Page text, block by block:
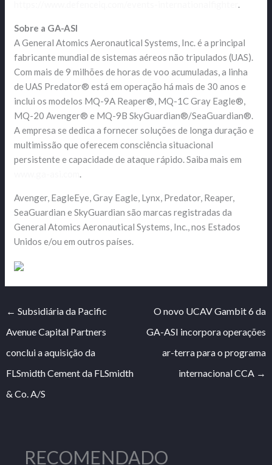
.
Sobre a GA-ASI
A General Atomics Aeronautical Systems, Inc. é a principal
fabricante mundial de sistemas aéreos não tripulados (UAS).
Com mais de 9 milhões de horas de voo acumuladas, a linha
de UAS Predator® está em operação há mais de 30 anos e
inclui os modelos MQ-9A Reaper®, MQ-1C Gray Eagle®,
MQ-20 Avenger® e MQ-9B SkyGuardian®/SeaGuardian®.
A empresa se dedica a fornecer soluções de longa duração e
multimissão que oferecem consciência situacional
persistente e capacidade de ataque rápido. Saiba mais em
.
Avenger, EagleEye, Gray Eagle, Lynx, Predator, Reaper,
SeaGuardian e SkyGuardian são marcas registradas da
General Atomics Aeronautical Systems, Inc., nos Estados
Unidos e/ou em outros países.
← Subsidiária da Pacific
Avenue Capital Partners
conclui a aquisição da
FLSmidth Cement da FLSmidth
& Co. A/S
O novo UCAV Gambit 6 da
GA-ASI incorpora operações
ar-terra para o programa
internacional CCA →
RECOMENDADO